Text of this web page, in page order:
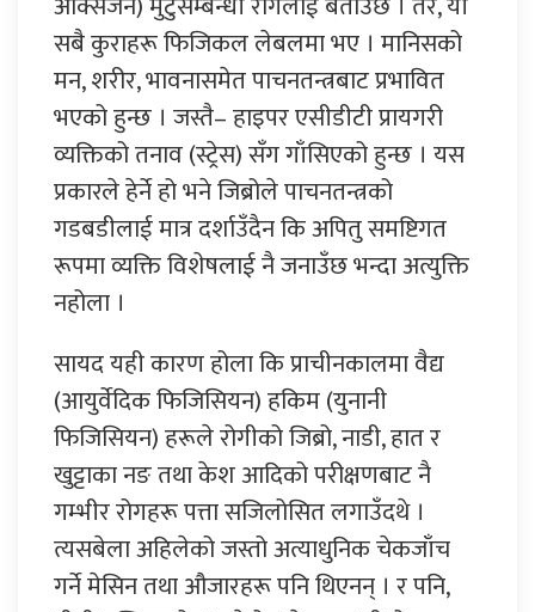
सबै कुराहरू फिजिकल लेबलमा भए । मानिसको
मन, शरीर, भावनासमेत पाचनतन्त्रबाट प्रभावित
भएको हुन्छ । जस्तै– हाइपर एसीडीटी प्रायगरी
व्यक्तिको तनाव (स्ट्रेस) सँग गाँसिएको हुन्छ । यस
प्रकारले हेर्ने हो भने जिब्रोले पाचनतन्त्रको
गडबडीलाई मात्र दर्शाउँदैन कि अपितु समष्टिगत
रूपमा व्यक्ति विशेषलाई नै जनाउँछ भन्दा अत्युक्ति
नहोला ।
सायद यही कारण होला कि प्राचीनकालमा वैद्य
(आयुर्वेदिक फिजिसियन) हकिम (युनानी
फिजिसियन) हरूले रोगीको जिब्रो, नाडी, हात र
खुट्टाका नङ तथा केश आदिको परीक्षणबाट नै
गम्भीर रोगहरू पत्ता सजिलोसित लगाउँदथे ।
त्यसबेला अहिलेको जस्तो अत्याधुनिक चेकजाँच
गर्ने मेसिन तथा औजारहरू पनि थिएनन् । र पनि,